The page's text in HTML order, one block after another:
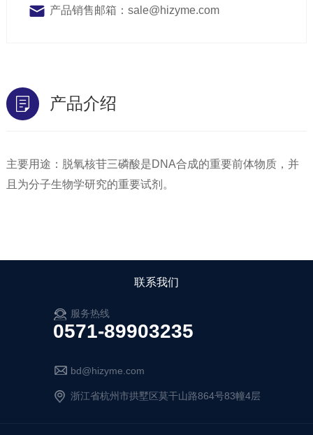
产品销售邮箱：sale@hizyme.com
产品介绍
主要用途：脱氧核苷三磷酸是DNA合成的重要前体物质，并
且为分子生物学研究的重要试剂。
联系我们
服务热线
0571-89903235
bd@hizyme.com
浙江省杭州市拱墅区莫干山路864号83幢4层